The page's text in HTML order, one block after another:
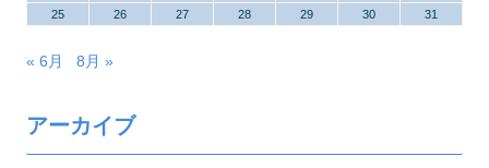
25
26 27 28 29 30 31
« 6月 8月 »
アーカイブ